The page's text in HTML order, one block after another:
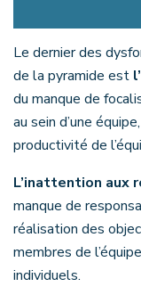
Le dernier des
de la pyramide est
du manque de
au sein d’une
productivité de
L’inattention aux
manque de
réalisation des
membres de
individuels.